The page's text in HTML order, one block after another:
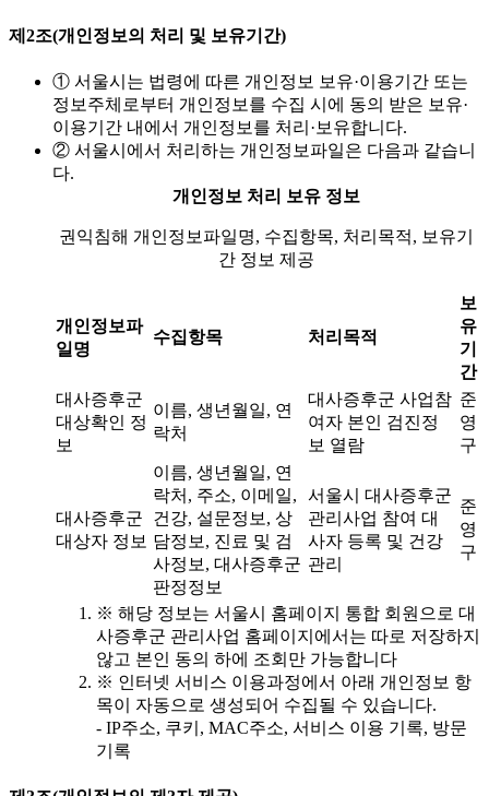
제2조(개인정보의 처리 및 보유기간)
① 서울시는 법령에 따른 개인정보 보유·이용기간 또는
정보주체로부터 개인정보를 수집 시에 동의 받은 보유·
이용기간 내에서 개인정보를 처리·보유합니다.
② 서울시에서 처리하는 개인정보파일은 다음과 같습니
다.
개인정보 처리 보유 정보
권익침해 개인정보파일명, 수집항목, 처리목적, 보유기
간 정보 제공
개인정보파
일명
수집항목 처리목적
보
유
기
간
대사증후군
대상확인 정
보
이름, 생년월일, 연
락처
대사증후군 사업참
여자 본인 검진정
보 열람
준
영
구
대사증후군
대상자 정보
이름, 생년월일, 연
락처, 주소, 이메일,
건강, 설문정보, 상
담정보, 진료 및 검
사정보, 대사증후군
판정정보
서울시 대사증후군
관리사업 참여 대
사자 등록 및 건강
관리
준
영
구
※ 해당 정보는 서울시 홈페이지 통합 회원으로 대
사증후군 관리사업 홈페이지에서는 따로 저장하지
않고 본인 동의 하에 조회만 가능합니다
※ 인터넷 서비스 이용과정에서 아래 개인정보 항
목이 자동으로 생성되어 수집될 수 있습니다.
- IP주소, 쿠키, MAC주소, 서비스 이용 기록, 방문
기록